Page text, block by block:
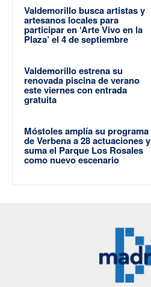
Valdemorillo busca artistas y
artesanos locales para
participar en ‘Arte Vivo en la
Plaza’ el 4 de septiembre
Valdemorillo estrena su
renovada piscina de verano
este viernes con entrada
gratuita
Móstoles amplía su programa
de Verbena a 28 actuaciones y
suma el Parque Los Rosales
como nuevo escenario